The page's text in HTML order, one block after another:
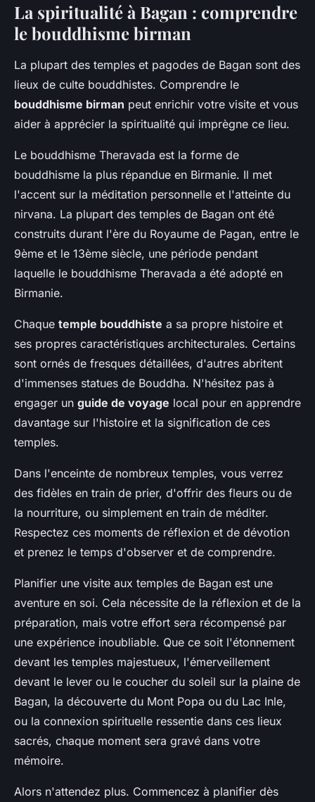
La spiritualité à Bagan : comprendre
le bouddhisme birman
La plupart des temples et pagodes de Bagan sont des
lieux de culte bouddhistes. Comprendre le
bouddhisme birman peut enrichir votre visite et vous
aider à apprécier la spiritualité qui imprègne ce lieu.
Le bouddhisme Theravada est la forme de
bouddhisme la plus répandue en Birmanie. Il met
l'accent sur la méditation personnelle et l'atteinte du
nirvana. La plupart des temples de Bagan ont été
construits durant l'ère du Royaume de Pagan, entre le
9ème et le 13ème siècle, une période pendant
laquelle le bouddhisme Theravada a été adopté en
Birmanie.
Chaque temple bouddhiste a sa propre histoire et
ses propres caractéristiques architecturales. Certains
sont ornés de fresques détaillées, d'autres abritent
d'immenses statues de Bouddha. N'hésitez pas à
engager un guide de voyage local pour en apprendre
davantage sur l'histoire et la signification de ces
temples.
Dans l'enceinte de nombreux temples, vous verrez
des fidèles en train de prier, d'offrir des fleurs ou de
la nourriture, ou simplement en train de méditer.
Respectez ces moments de réflexion et de dévotion
et prenez le temps d'observer et de comprendre.
Planifier une visite aux temples de Bagan est une
aventure en soi. Cela nécessite de la réflexion et de la
préparation, mais votre effort sera récompensé par
une expérience inoubliable. Que ce soit l'étonnement
devant les temples majestueux, l'émerveillement
devant le lever ou le coucher du soleil sur la plaine de
Bagan, la découverte du Mont Popa ou du Lac Inle,
ou la connexion spirituelle ressentie dans ces lieux
sacrés, chaque moment sera gravé dans votre
mémoire.
Alors n'attendez plus. Commencez à planifier dès